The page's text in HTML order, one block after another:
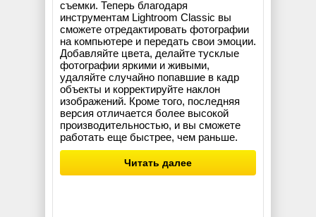
съемки. Теперь благодаря
инструментам Lightroom Classic вы
сможете отредактировать фотографии
на компьютере и передать свои эмоции.
Добавляйте цвета, делайте тусклые
фотографии яркими и живыми,
удаляйте случайно попавшие в кадр
объекты и корректируйте наклон
изображений. Кроме того, последняя
версия отличается более высокой
производительностью, и вы сможете
работать еще быстрее, чем раньше.
Читать далее